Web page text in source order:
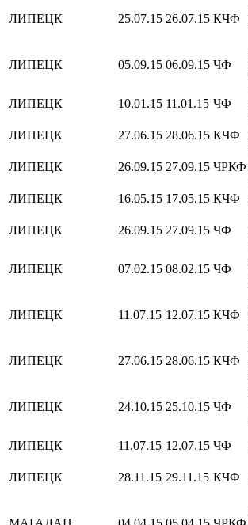
ЛИПЕЦК 25.07.15 26.07.15 КЧФ
ЛИПЕЦК 05.09.15 06.09.15 ЧФ
ЛИПЕЦК 10.01.15 11.01.15 ЧФ
ЛИПЕЦК 27.06.15 28.06.15 КЧФ
ЛИПЕЦК 26.09.15 27.09.15 ЧРКФ
ЛИПЕЦК 16.05.15 17.05.15 КЧФ
ЛИПЕЦК 26.09.15 27.09.15 ЧФ
ЛИПЕЦК 07.02.15 08.02.15 ЧФ
ЛИПЕЦК 11.07.15 12.07.15 КЧФ
ЛИПЕЦК 27.06.15 28.06.15 КЧФ
ЛИПЕЦК 24.10.15 25.10.15 ЧФ
ЛИПЕЦК 11.07.15 12.07.15 ЧФ
ЛИПЕЦК 28.11.15 29.11.15 КЧФ